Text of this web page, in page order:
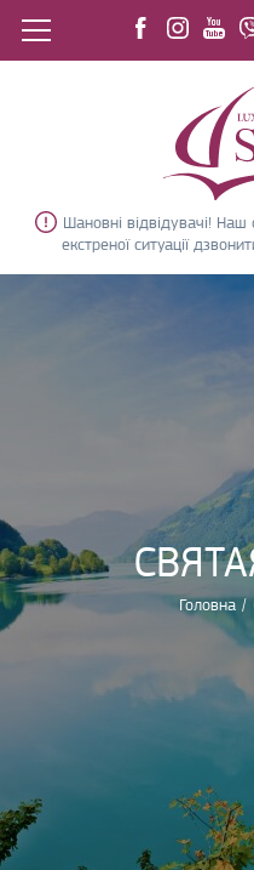
Шановні відвідувачі!
екстреної ситуації
Головна /